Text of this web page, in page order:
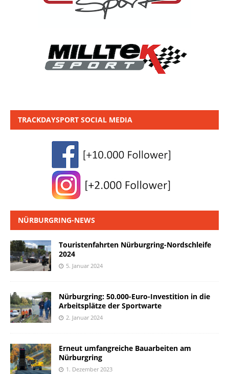
TRACKDAYSPORT SOCIAL MEDIA
NÜRBURGRING-NEWS
Touristenfahrten Nürburgring-Nordschleife
2024
5. Januar 2024
Nürburgring: 50.000-Euro-Investition in die
Arbeitsplätze der Sportwarte
2. Januar 2024
Erneut umfangreiche Bauarbeiten am
Nürburgring
1. Dezember 2023